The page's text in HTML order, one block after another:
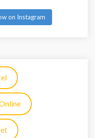
on Instagram